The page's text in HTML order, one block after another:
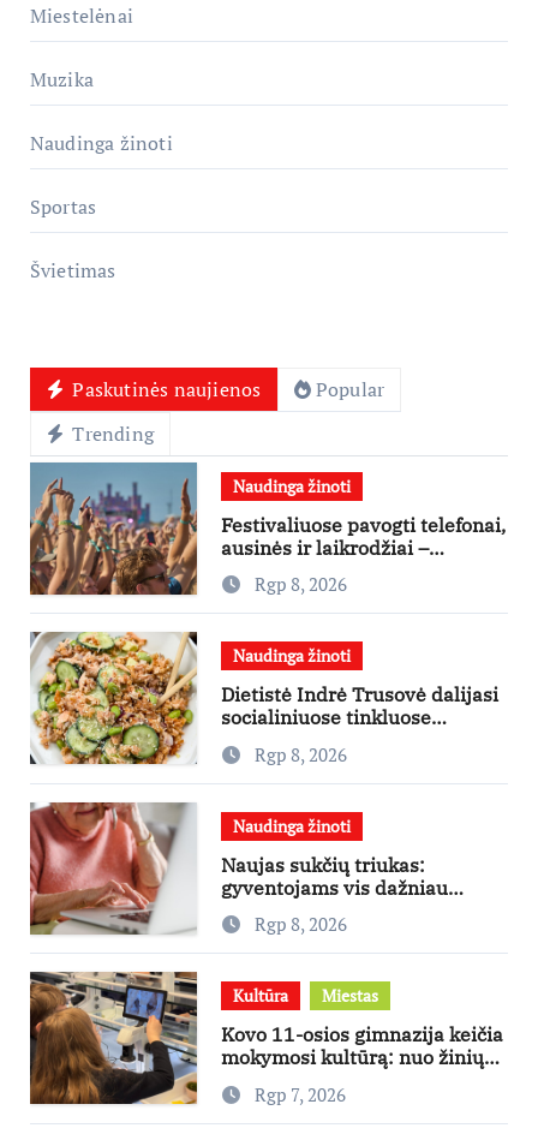
Miestelėnai
Muzika
Naudinga žinoti
Sportas
Švietimas
Paskutinės naujienos
Popular
Trending
Naudinga žinoti
Festivaliuose pavogti telefonai,
ausinės ir laikrodžiai –
ekspertai primena apie
didžiausias finansines rizikas
Rgp 8, 2026
Naudinga žinoti
Dietistė Indrė Trusovė dalijasi
socialiniuose tinkluose
išpopuliarėjusiu lašišos salotų
receptuRgp 8, 2026
Naudinga žinoti
Naujas sukčių triukas:
gyventojams vis dažniau
skambina per „Viber“
Rgp 8, 2026
Kultūra Miestas
Kovo 11-osios gimnazija keičia
mokymosi kultūrą: nuo žinių
kaupimo – prie jų supratimo ir
taikymo
Rgp 7, 2026